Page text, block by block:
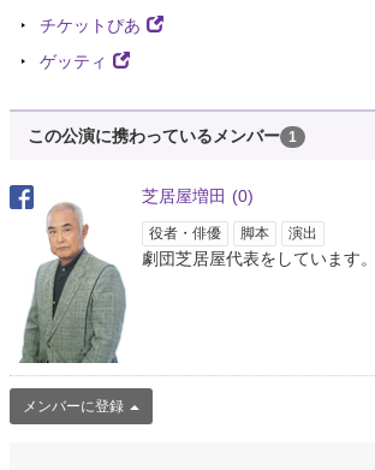
チケットぴあ
ゲッティ
この公演に携わっているメンバー 1
芝居屋増田 (0)
役者・俳優 脚本 演出
劇団芝居屋代表をしています。
メンバーに登録